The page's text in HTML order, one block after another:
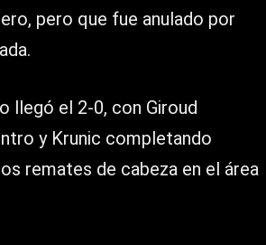
pero que fue anulado por
llegó el 2-0, con Giroud
y Krunic completando
remates de cabeza en el área